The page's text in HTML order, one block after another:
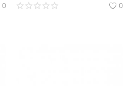
0 0